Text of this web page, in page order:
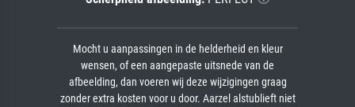
Mocht u aanpassingen in de helderheid en kleur
wensen, of een aangepaste uitsnede van de
afbeelding, dan voeren wij deze wijzigingen graag
zonder extra kosten voor u door. Aarzel alstublieft niet